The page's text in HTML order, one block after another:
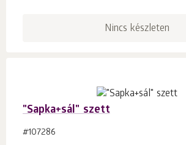
Nincs készleten
"Sapka+sál" szett
#107286